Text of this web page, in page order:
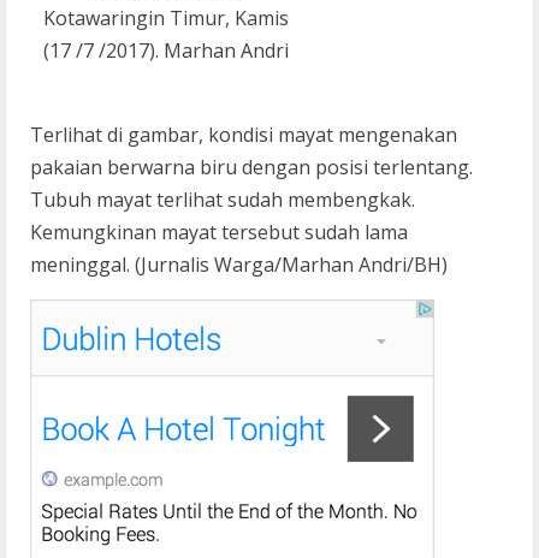
Kotawaringin Timur, Kamis
(17 /7 /2017). Marhan Andri
Terlihat di gambar, kondisi mayat mengenakan
pakaian berwarna biru dengan posisi terlentang.
Tubuh mayat terlihat sudah membengkak.
Kemungkinan mayat tersebut sudah lama
meninggal. (Jurnalis Warga/Marhan Andri/BH)